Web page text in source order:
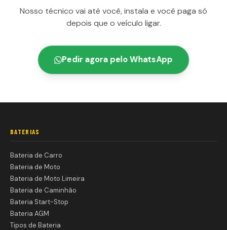
Nosso técnico vai até você, instala e você paga só
depois que o veículo ligar.
Pedir agora pelo WhatsApp
BATERIAS
Bateria de Carro
Bateria de Moto
Bateria de Moto Limeira
Bateria de Caminhão
Bateria Start-Stop
Bateria AGM
Tipos de Bateria